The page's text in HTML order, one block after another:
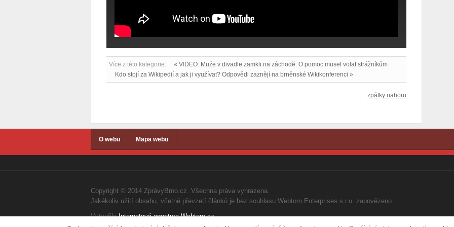
Více z této kategorie:
« VIDEO: Muže v divadle zamkli na záchodě. O pomoc musel volat strážníkům
Kdo stojí za Wikipedií a jak ji využívat? Odpovědi zaznějí na brněnské Wikikonferenci »
zpátky nahoru
O webu Mapa webu
Copyright © 2014 ZprávyBrno.cz. Všechna práva vyhrazena.
Jakékoliv užití obsahu, včetně převzetí článků je bez souhlasu Webtom Enterprises s.r.o. zapovězeno.
VytvořilaInternetová agentura Webtom.cz